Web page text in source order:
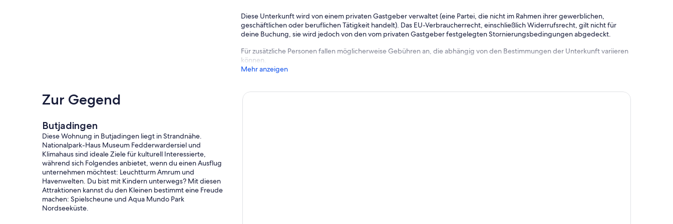
Außerdem ist ein Gästebeitrag („Kurtaxe“) an die Gemeinde Butjadingen zu entrichten.
entnehmen Sie nach Buchung bitte der automatisch versendeten Buchungsbestätigung.
Bettwäsche und Handtücher können gegen Gebühr hinzugebucht werden und werden Ihnen bei Anreise bereitgestellt.
Für etwaige Fragen und Probleme hat unsere örtliche Verwalterin vom Team NORDSEERUHE stets ein offenes Ohr (Katja
Urlaub mit Freunden oder größerer Familie? Kein Problem: das Team NORDSEERUHE verwaltet noch diverse weitere
Ferienwohnungen in dieser Ferienanlage und ist Ihnen gerne bei der Suche nach weiteren Unterkünften in direkter
Nachbarschaft behilflich.
Diese Unterkunft wird von einem privaten Gastgeber verwaltet (eine Partei, die nicht im Rahmen ihrer gewerblichen,
geschäftlichen oder beruflichen Tätigkeit handelt). Das EU-Verbraucherrecht, einschließlich Widerrufsrecht, gilt nicht für
deine Buchung, sie wird jedoch von den vom privaten Gastgeber festgelegten Stornierungsbedingungen abgedeckt.
Für zusätzliche Personen fallen möglicherweise Gebühren an, die abhängig von den Bestimmungen der Unterkunft variieren
können.
Mehr anzeigen
Zur Gegend
Butjadingen
Diese Wohnung in Butjadingen liegt in Strandnähe.
Nationalpark-Haus Museum Fedderwardersiel und
Klimahaus sind ideale Ziele für kulturell Interessierte,
während sich Folgendes anbietet, wenn du einen Ausflug
unternehmen möchtest: Leuchtturm Amrum und
Havenwelten. Du bist mit Kindern unterwegs? Mit diesen
Attraktionen kannst du den Kleinen bestimmt eine Freude
machen: Spielscheune und Aqua Mundo Park
Nordseeküste.